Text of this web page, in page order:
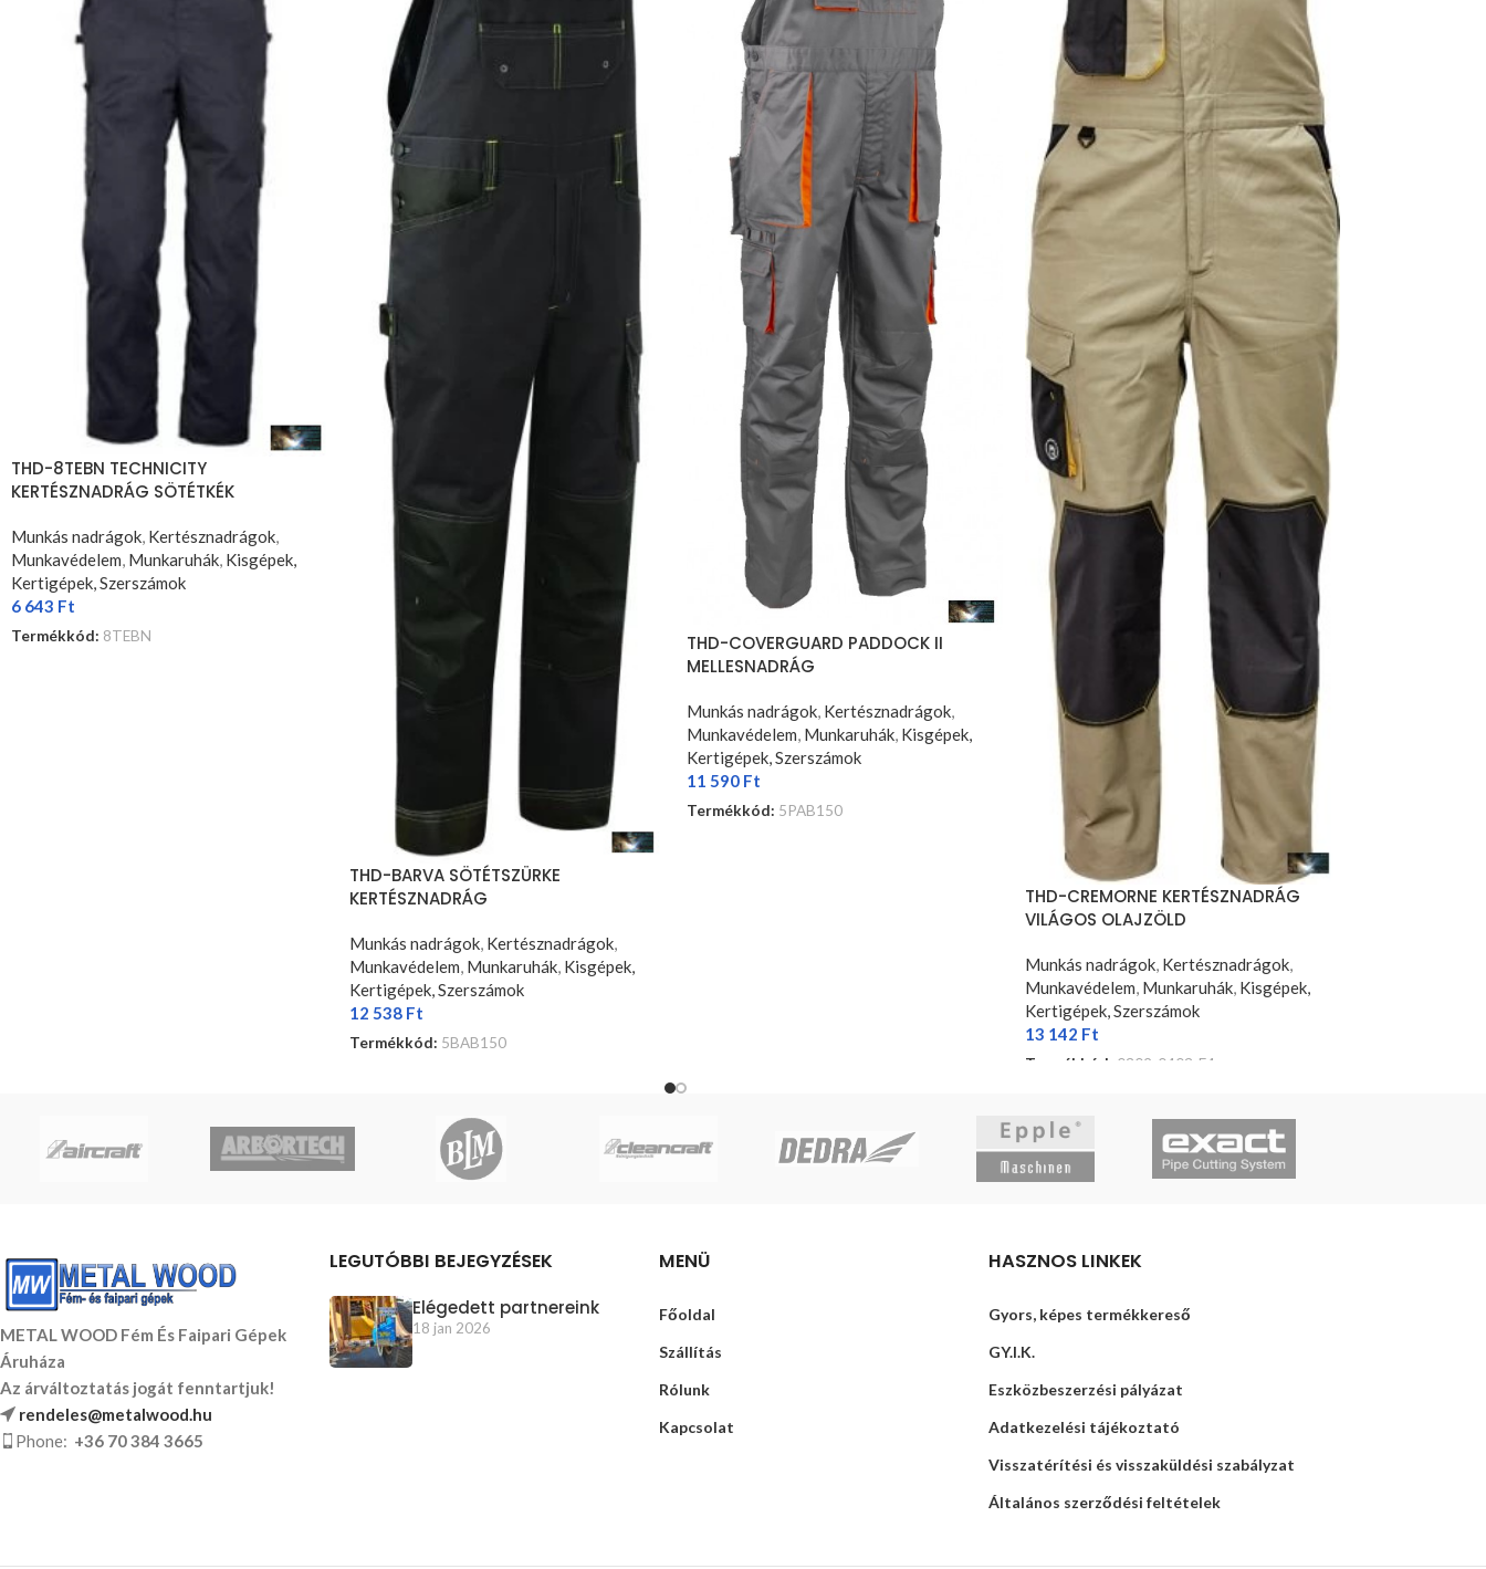
THD-8TEBN TECHNICITY
KERTÉSZNADRÁG SÖTÉTKÉK
Munkás nadrágok, Kertésznadrágok,
Munkavédelem, Munkaruhák, Kisgépek,
Kertigépek, Szerszámok
6 643 Ft
Termékkód: 8TEBN
THD-BARVA SÖTÉTSZÜRKE
KERTÉSZNADRÁG
Munkás nadrágok, Kertésznadrágok,
Munkavédelem, Munkaruhák, Kisgépek,
Kertigépek, Szerszámok
12 538 Ft
Termékkód: 5BAB150
THD-COVERGUARD PADDOCK II
MELLESNADRÁG
Munkás nadrágok, Kertésznadrágok,
Munkavédelem, Munkaruhák, Kisgépek,
Kertigépek, Szerszámok
11 590 Ft
Termékkód: 5PAB150
THD-CREMORNE KERTÉSZNADRÁG
VILÁGOS OLAJZÖLD
Munkás nadrágok, Kertésznadrágok,
Munkavédelem, Munkaruhák, Kisgépek,
Kertigépek, Szerszámok
13 142 Ft
Termékkód: 0302-0403-E4
METAL WOOD Fém És Faipari Gépek
Áruháza
Az árváltoztatás jogát fenntartjuk!
rendeles@metalwood.hu
Phone: +36 70 384 3665
LEGUTÓBBI BEJEGYZÉSEK
Elégedett partnereink
18 jan 2026
MENÜ
Főoldal
Szállítás
Rólunk
Kapcsolat
HASZNOS LINKEK
Gyors, képes termékkereső
GY.I.K.
Eszközbeszerzési pályázat
Adatkezelési tájékoztató
Visszatérítési és visszaküldési szabályzat
Általános szerződési feltételek